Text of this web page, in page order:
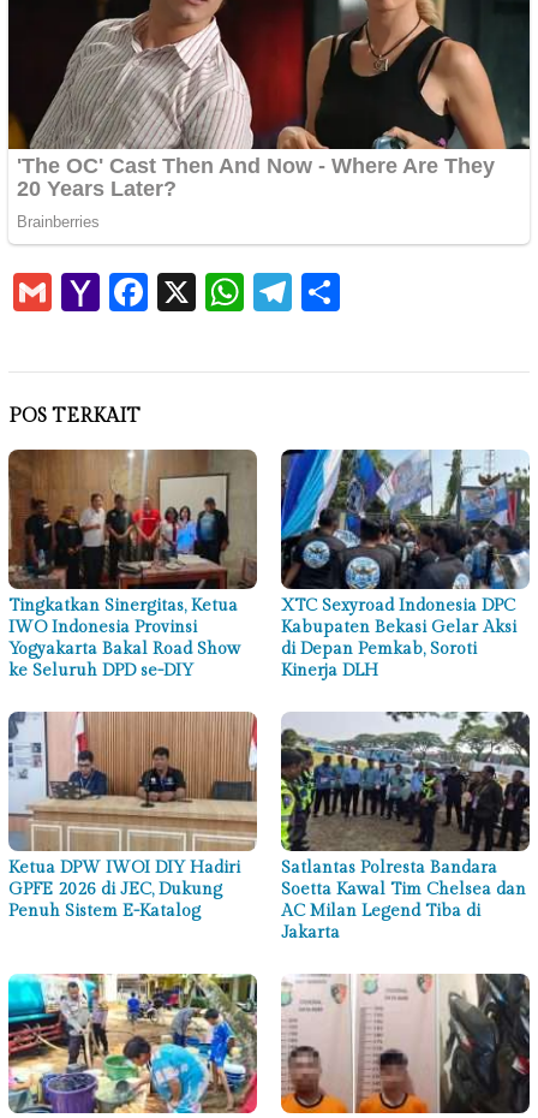
GmailYahooFacebook
X WhatsApp
Telegram
POS TERKAIT
Tingkatkan Sinergitas, Ketua
IWO Indonesia Provinsi
Yogyakarta Bakal Road Show
ke Seluruh DPD se-DIY
XTC Sexyroad Indonesia DPC
Kabupaten Bekasi Gelar Aksi
di Depan Pemkab, Soroti
Kinerja DLH
Ketua DPW IWOI DIY Hadiri
GPFE 2026 di JEC, Dukung
Penuh Sistem E-Katalog
Satlantas Polresta Bandara
Soetta Kawal Tim Chelsea dan
AC Milan Legend Tiba di
Jakarta